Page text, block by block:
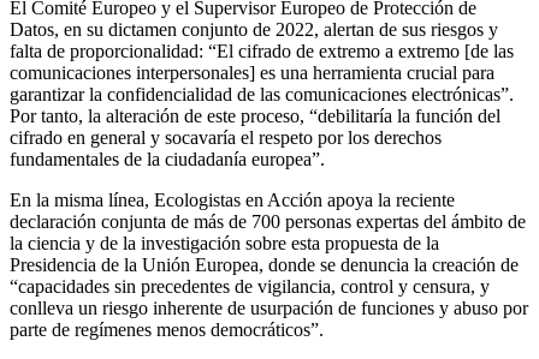
El Comité Europeo y el Supervisor Europeo de Protección de
Datos, en su dictamen conjunto de 2022, alertan de sus riesgos y
falta de proporcionalidad: “El cifrado de extremo a extremo [de las
comunicaciones interpersonales] es una herramienta crucial para
garantizar la confidencialidad de las comunicaciones electrónicas”.
Por tanto, la alteración de este proceso, “debilitaría la función del
cifrado en general y socavaría el respeto por los derechos
fundamentales de la ciudadanía europea”.
En la misma línea, Ecologistas en Acción apoya la reciente
declaración conjunta de más de 700 personas expertas del ámbito de
la ciencia y de la investigación sobre esta propuesta de la
Presidencia de la Unión Europea, donde se denuncia la creación de
“capacidades sin precedentes de vigilancia, control y censura, y
conlleva un riesgo inherente de usurpación de funciones y abuso por
parte de regímenes menos democráticos”.